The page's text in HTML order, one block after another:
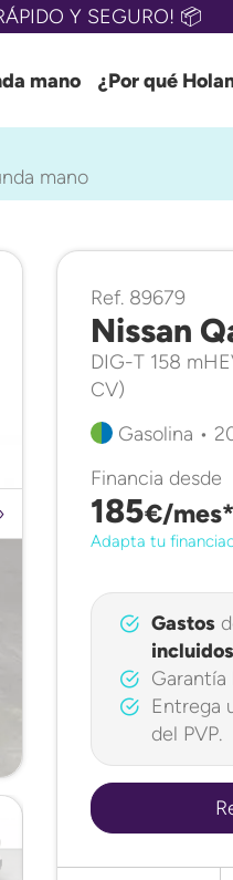
Y SEGURO! 📦
mano ¿Por qué
mano
Ref. 89679
Nissan
DIG-T 158
CV)
Gasolina •
Financia desde
185€/mes*
Adapta tu
Gastos
incluidos
Garantía
Entrega
del PVP.